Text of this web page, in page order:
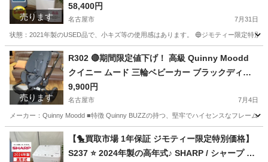
売ります
L /3ドア /左右開きタイプ] [冷凍室 99L] ⭐動作確
認済⭐クリーニング済
58,400円
名古屋市 7月31日
状態：2021年製のUSED品で、小キズ等の使用感はあります。 🔵ジモティー限定特
愛知 名古屋市 キッチン家電 プラズマクラスター
売ります
R302 🔴期間限定値下げ！ 高級 Quinny Moodd
クイニー ムード 三輪ベビーカー ブラックディヴ
ォージョン Used・美品
9,900円
名古屋市 7月4日
メーカー：Quinny Moodd ■特徴 Quinny BUZZの持つ、堅牢でハイセンスなフレーム
愛知 名古屋市 ベビー用品 クイニー
【🐤買取市場 1年保証 ジモティー限定特別価格】
S237 ⭐ 2024年製の高年式♪ SHARP / シャープ 洗